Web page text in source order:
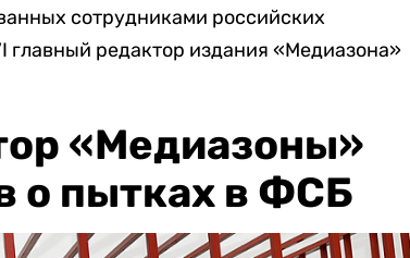
сотрудниками российских
главный редактор издания «Медиазона»
«Медиазоны»
о пытках в ФСБ